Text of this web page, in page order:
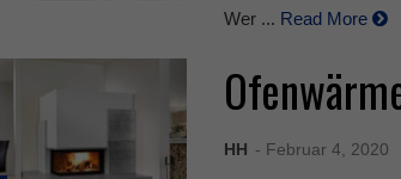
Wer ... Read More
HH - Februar 4, 2020